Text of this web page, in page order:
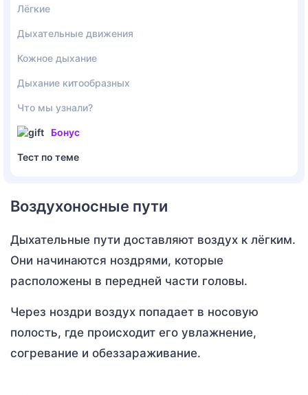
Лёгкие
Дыхательные движения
Кожное дыхание
Дыхание китообразных
Что мы узнали?
Бонус
Тест по теме
Воздухоносные пути
Дыхательные пути доставляют воздух к лёгким.
Они начинаются ноздрями, которые
расположены в передней части головы.
Через ноздри воздух попадает в носовую
полость, где происходит его увлажнение,
согревание и обеззараживание.